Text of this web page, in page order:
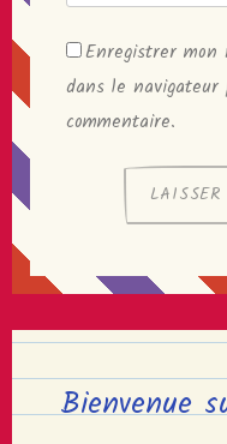
Enregistrer
dans le navigateur
commentaire.
Bienvenue